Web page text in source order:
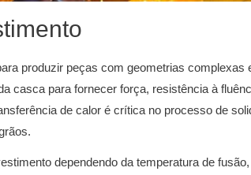
produzir peças com geometrias complexas
casca para fornecer força, resistência à
de calor é crítica no processo de
dependendo da temperatura de